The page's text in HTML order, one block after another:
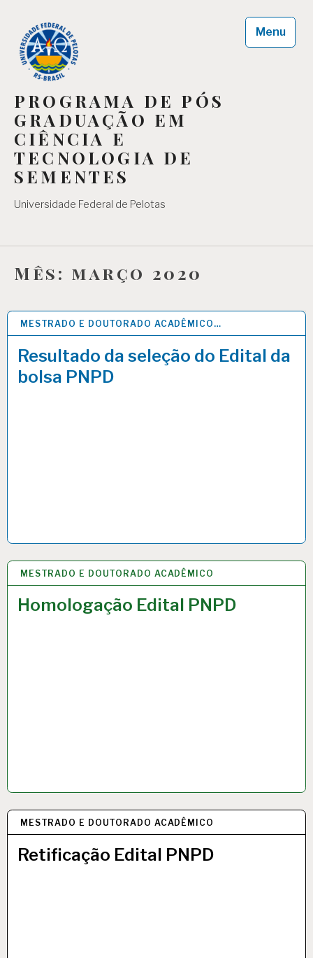
content
PROGRAMA DE PÓS
GRADUAÇÃO EM
CIÊNCIA E
TECNOLOGIA DE
SEMENTES
Universidade Federal de Pelotas
Menu
Mês: março 2020
MESTRADO E DOUTORADO ACADÊMICO…
Resultado da seleção do Edital da
bolsa PNPD
16 MAR 2020
MESTRADO E DOUTORADO ACADÊMICO
Homologação Edital PNPD
13 MAR 2020
MESTRADO E DOUTORADO ACADÊMICO
Retificação Edital PNPD
11 MAR 2020